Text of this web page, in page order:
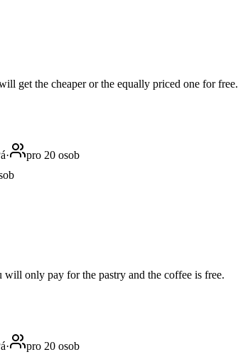
get the cheaper or the equally priced one for free.
·
pro 20 osob
only pay for the pastry and the coffee is free.
·
pro 20 osob